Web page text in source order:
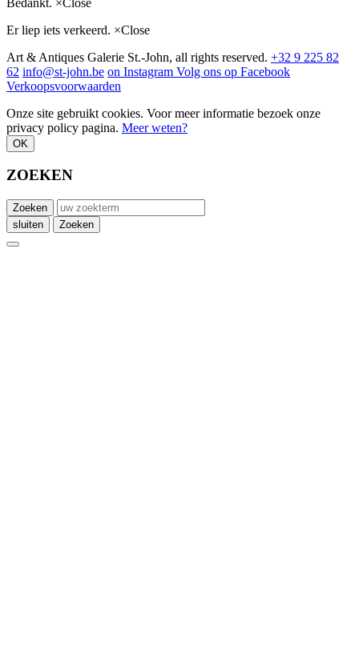
Er liep iets verkeerd. ×Close
Art & Antiques Galerie St.-John, all rights reserved. +32 9 225 82
62 info@st-john.be on Instagram Volg ons op Facebook
Verkoopsvoorwaarden
Onze site gebruikt cookies. Voor meer informatie bezoek onze
privacy policy pagina. Meer weten?
OK
ZOEKEN
Zoeken
sluiten
Zoeken